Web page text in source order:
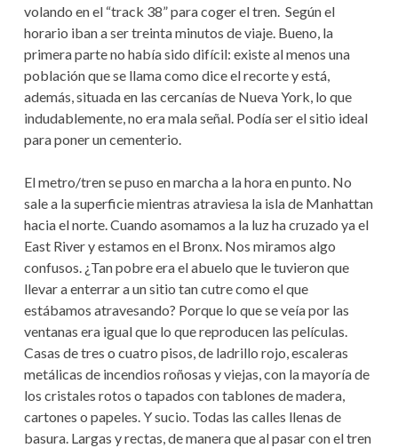
volando en el “track 38” para coger el tren. Según el
horario iban a ser treinta minutos de viaje. Bueno, la
primera parte no había sido difícil: existe al menos una
población que se llama como dice el recorte y está,
además, situada en las cercanías de Nueva York, lo que
indudablemente, no era mala señal. Podía ser el sitio ideal
para poner un cementerio.
El metro/tren se puso en marcha a la hora en punto. No
sale a la superficie mientras atraviesa la isla de Manhattan
hacia el norte. Cuando asomamos a la luz ha cruzado ya el
East River y estamos en el Bronx. Nos miramos algo
confusos. ¿Tan pobre era el abuelo que le tuvieron que
llevar a enterrar a un sitio tan cutre como el que
estábamos atravesando? Porque lo que se veía por las
ventanas era igual que lo que reproducen las películas.
Casas de tres o cuatro pisos, de ladrillo rojo, escaleras
metálicas de incendios roñosas y viejas, con la mayoría de
los cristales rotos o tapados con tablones de madera,
cartones o papeles. Y sucio. Todas las calles llenas de
basura. Largas y rectas, de manera que al pasar con el tren